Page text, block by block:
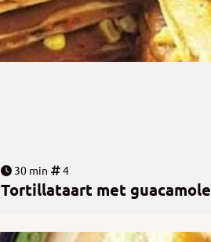
30 min 4
Tortillataart met guacamole